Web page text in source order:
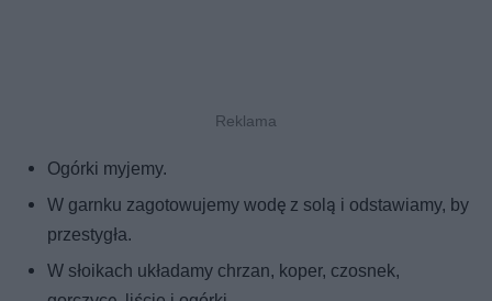
Ogórki myjemy.
W garnku zagotowujemy wodę z solą i odstawiamy, by
przestygła.
W słoikach układamy chrzan, koper, czosnek,